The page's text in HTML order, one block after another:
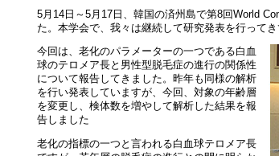
5月14日～5月17日、韓国の済州島で第8回World
た。本学会で、我々は継続して研究発表を行ってき
今回は、老化のパラメーターの一つである白血
球のテロメア長と男性型脱毛症の進行の関係性
について報告してきました。昨年も同様の解析
を行い発表していますが、今回、対象の年齢層
を変更し、検体数を増やして解析した結果を報
告しました
老化の指標の一つと言われる白血球テロメア長